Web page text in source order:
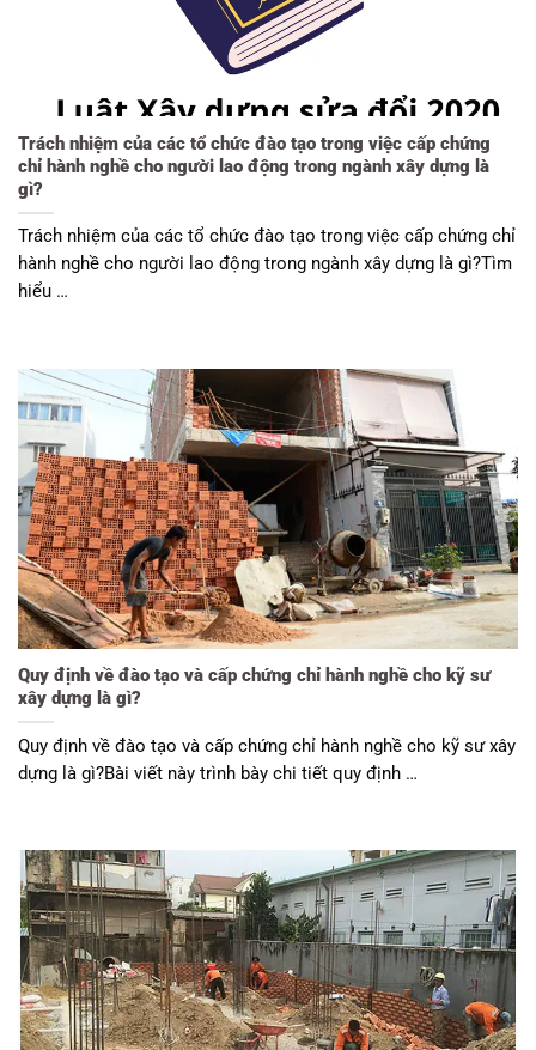
Trách nhiệm của các tổ chức đào tạo trong việc cấp chứng
chỉ hành nghề cho người lao động trong ngành xây dựng là
gì?
Trách nhiệm của các tổ chức đào tạo trong việc cấp chứng chỉ
hành nghề cho người lao động trong ngành xây dựng là gì?Tìm
hiểu …
Quy định về đào tạo và cấp chứng chỉ hành nghề cho kỹ sư
xây dựng là gì?
Quy định về đào tạo và cấp chứng chỉ hành nghề cho kỹ sư xây
dựng là gì?Bài viết này trình bày chi tiết quy định …